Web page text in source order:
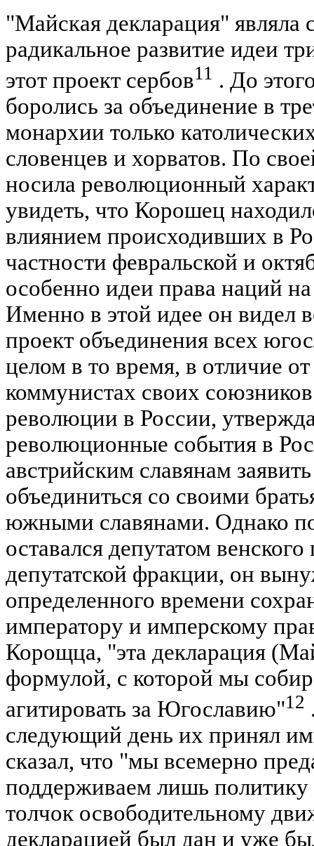
"Майская декларация" являла
радикальное развитие идеи
этот проект сербов11 . До
боролись за объединение в
монархии только
словенцев и хорватов. По
носила революционный
увидеть, что Корошец
влиянием происходивших в
частности февральской и
особенно идеи права наций
Именно в этой идее он видел
проект объединения всех
целом в то время, в отличие
коммунистах своих
революции в России,
революционные события в
австрийским славянам
объединиться со своими
южными славянами. Однако
оставался депутатом
депутатской фракции, он
определенного времени
императору и имперскому
Корощца, "эта декларация
формулой, с которой мы
агитировать за Югославию"12
следующий день их принял
сказал, что "мы всемерно
поддерживаем лишь политику
толчок освободительному
декларацией был дан и уже